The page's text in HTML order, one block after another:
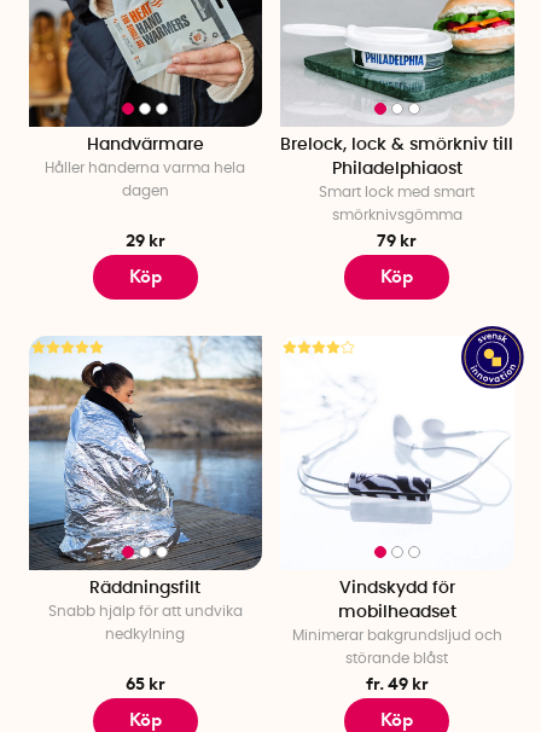
Handvärmare
Håller händerna varma hela
dagen
29 kr
Köp
Brelock, lock & smörkniv till
Philadelphiaost
Smart lock med smart
smörknivsgömma
79 kr
Köp
Räddningsfilt
Snabb hjälp för att undvika
nedkylning
65 kr
Köp
Vindskydd för
mobilheadset
Minimerar bakgrundsljud och
störande blåst
fr. 49 kr
Köp